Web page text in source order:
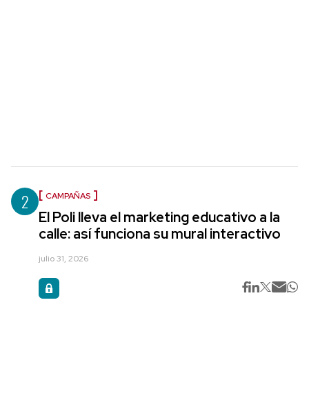
2 CAMPAÑAS
El Poli lleva el marketing educativo a la
calle: así funciona su mural interactivo
julio 31, 2026